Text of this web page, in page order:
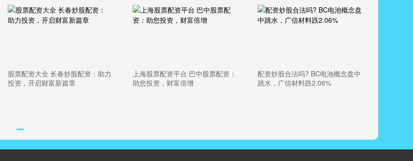
股票配资大全 长春炒股配资：助力
投资，开启财富新篇章
上海股票配资平台 巴中股票配资：
助您投资，财富倍增
配资炒股合法吗? BC电池概念盘中
跳水，广信材料跌2.06%